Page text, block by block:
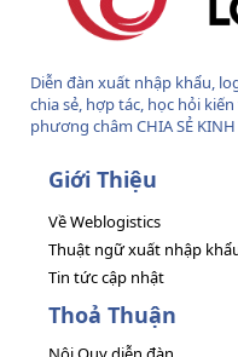
Diễn đàn xuất nhập khẩu,
chia sẻ, hợp tác, học hỏi
phương châm CHIA SẺ
Giới Thiệu
Về Weblogistics
Thuật ngữ xuất nhập
Tin tức cập nhật
Thoả Thuận